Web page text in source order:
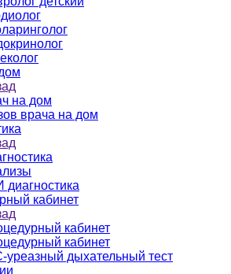
на дом
врача на дом
диагностика
кабинет
кабинет
кабинет
уреазный дыхательный тест